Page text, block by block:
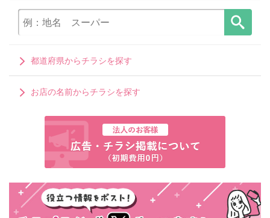
都道府県からチラシを探す
お店の名前からチラシを探す